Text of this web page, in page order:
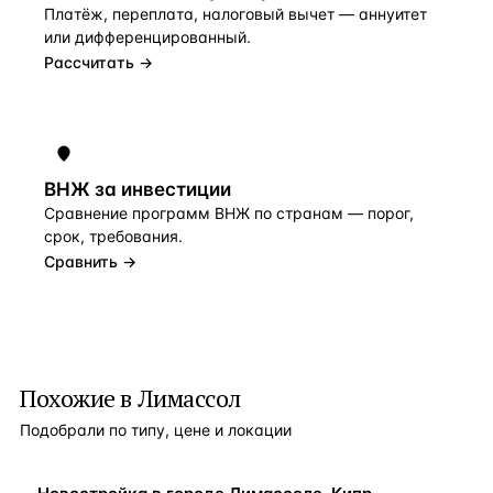
Платёж, переплата, налоговый вычет — аннуитет
или дифференцированный.
Рассчитать →
ВНЖ за инвестиции
Сравнение программ ВНЖ по странам — порог,
срок, требования.
Сравнить →
Похожие в Лимассол
Подобрали по типу, цене и локации
НОВОСТРОЙКА